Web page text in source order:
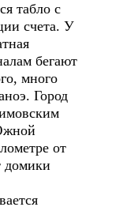
табло с
счета. У
бегают
много
Город
от
домики